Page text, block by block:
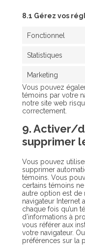
8.1 Gérez vos
Fonctionnel
Statistiques
Marketing
Vous pouvez
témoins par votre
notre site web
correctement.
9. Activer/
supprimer
Vous pouvez
supprimer
témoins. Vous
certains témoins
autre option est
navigateur Internet
chaque fois qu’un
d’informations à
vous référer aux
votre navigateur.
préférences sur la